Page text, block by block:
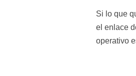
Si lo que
el enlace
operativo